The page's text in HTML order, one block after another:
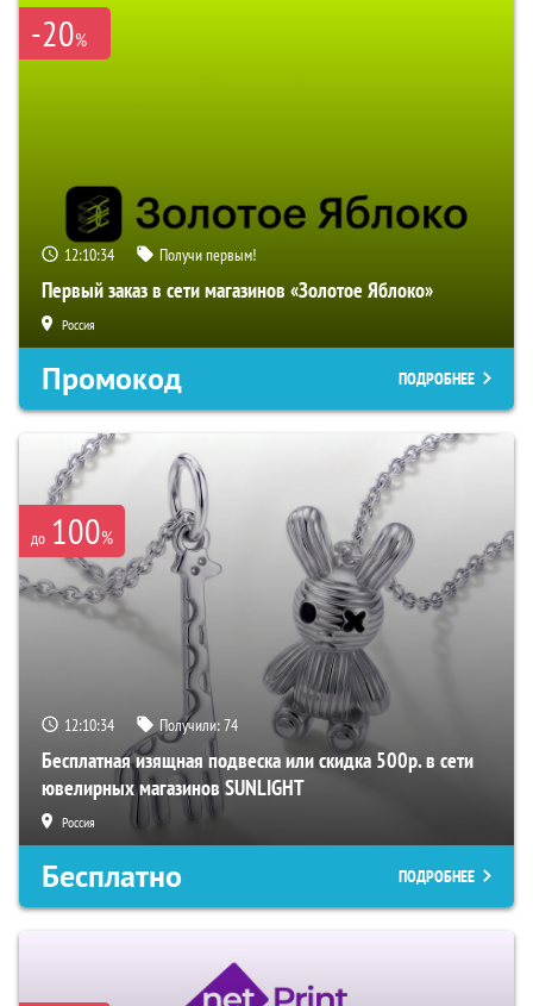
-20%
12:10:33 Получи первым!
Первый заказ в сети магазинов «Золотое Яблоко»
Россия
Промокод ПОДРОБНЕЕ
до 100%
12:10:33 Получили:74
Бесплатная изящная подвеска или скидка 500р. в сети
ювелирных магазинов SUNLIGHT
Россия
Бесплатно ПОДРОБНЕЕ